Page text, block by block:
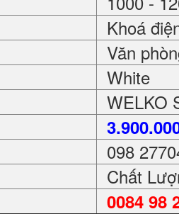
Khoá
Văn
White
WELKO
098
Chất
0084 98